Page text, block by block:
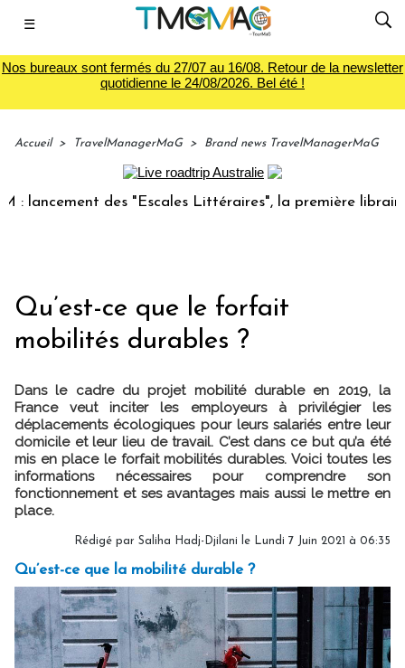
☰
Nos bureaux sont fermés du 27/07 au 16/08. Retour de la newsletter
quotidienne le 24/08/2026. Bel été !
Accueil > TravelManagerMaG > Brand news TravelManagerMaG
des "Escales Littéraires", la première librairie du
Qu’est-ce que le forfait
mobilités durables ?
Dans le cadre du projet mobilité durable en 2019, la
France veut inciter les employeurs à privilégier les
déplacements écologiques pour leurs salariés entre leur
domicile et leur lieu de travail. C’est dans ce but qu’a été
mis en place le forfait mobilités durables. Voici toutes les
informations nécessaires pour comprendre son
fonctionnement et ses avantages mais aussi le mettre en
place.
Rédigé par Saliha Hadj-Djilani le Lundi 7 Juin 2021 à 06:35
Qu’est-ce que la mobilité durable ?